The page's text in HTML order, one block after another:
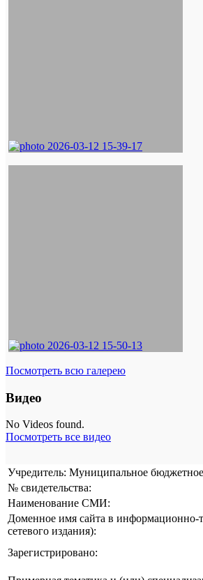
Посмотреть всю галерею
Видео
No Videos found.
Посмотреть все видео
Учредитель: Муниципальное
№ свидетельства:
Наименование СМИ:
Доменное имя сайта в информационно-
сетевого издания):
Зарегистрировано: